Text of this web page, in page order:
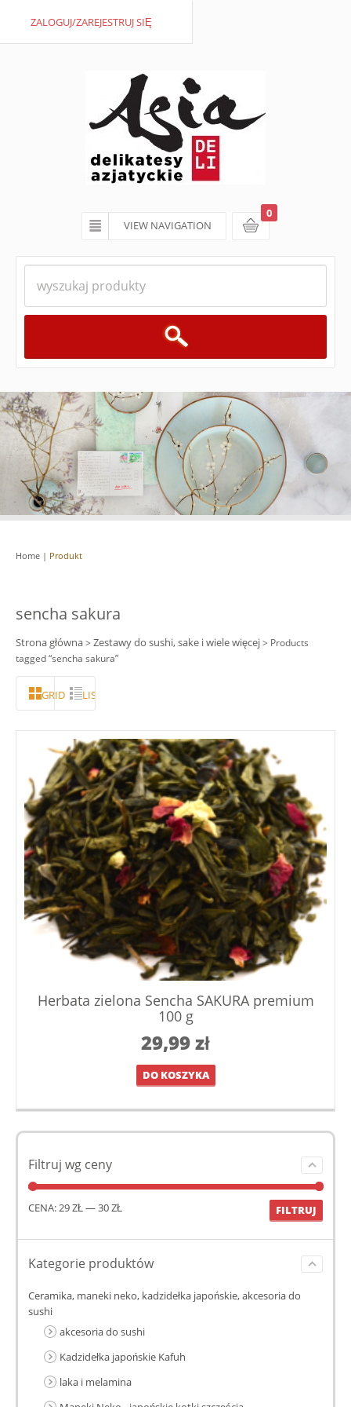
VIEW NAVIGATION
ZALOGUJ/ZAREJESTRUJ SIĘ
koszyk
0
Home | Produkt
sencha sakura
Strona główna> Zestawy do sushi, sake i wiele więcej> Products
tagged “sencha sakura”
GRID LISTA
Herbata zielona Sencha SAKURA premium
100 g
29,99zł
DO KOSZYKA
Filtruj wg ceny
FILTRUJ
CENA: 29 ZŁ —30 ZŁ
Kategorie produktów
Ceramika, maneki neko, kadzidełka japońskie, akcesoria do
sushi
akcesoria do sushi
Kadzidełka japońskie Kafuh
laka i melamina